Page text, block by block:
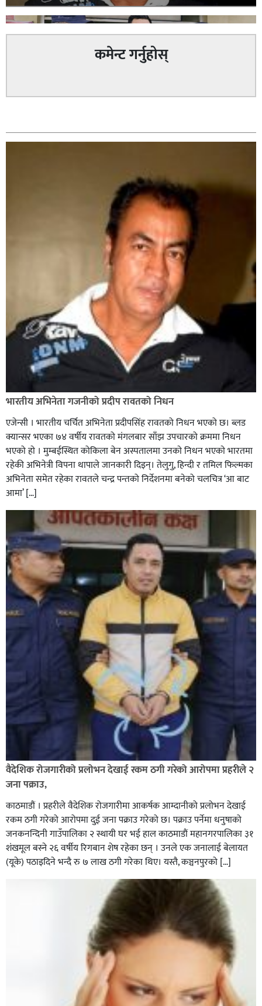
टाउको दुख्नुको मुख्य कारण के के हुन्
कपिलवस्तुको शिवराज ९, हुलाकी राजमार्गमा मोटरसाइकलमा ७
जना सवार गम्भीर जोखिम,
ग्यास अभाव हटाउन सरकारलाई घोराही बनाऔँ अभियानको
सुझाव : ग्यास खरिद कार्ड प्रणालीको आवश्यकता सबिन प्रियासन
कमेन्ट गर्नुहोस्
भारतीय अभिनेता गजनीको प्रदीप रावतको निधन
एजेन्सी । भारतीय चर्चित अभिनेता प्रदीपसिंह रावतको निधन भएको छ। ब्लड
क्यान्सर भएका ७४ वर्षीय रावतको मंगलबार साँझ उपचारको क्रममा निधन
भएको हाे । मुम्बईस्थित कोकिला बेन अस्पतालमा उनकाे निधन भएकाे भारतमा
रहेकी अभिनेत्री विपना थापाले जानकारी दिइन्। तेलुगु, हिन्दी र तमिल फिल्मका
अभिनेता समेत रहेका रावतले चन्द्र पन्तको निर्देशनमा बनेको चलचित्र ‘आ बाट
आमा’ […]
वैदेशिक रोजगारीको प्रलोभन देखाई रकम ठगी गरेको आरोपमा प्रहरीले २
जना पक्राउ,
काठमाडौं । प्रहरीले वैदेशिक रोजगारीमा आकर्षक आम्दानीको प्रलोभन देखाई
रकम ठगी गरेको आरोपमा दुई जना पक्राउ गरेको छ। पक्राउ पर्नेमा धनुषाको
जनकनन्दिनी गाउँपालिका २ स्थायी घर भई हाल काठमाडौं महानगरपालिका ३१
शंखमूल बस्ने २६ वर्षीय रिगबान शेष रहेका छन् । उनले एक जनालाई बेलायत
(यूके) पठाइदिने भन्दै रु ७ लाख ठगी गरेका थिए। यस्तै, कञ्चनपुरको […]